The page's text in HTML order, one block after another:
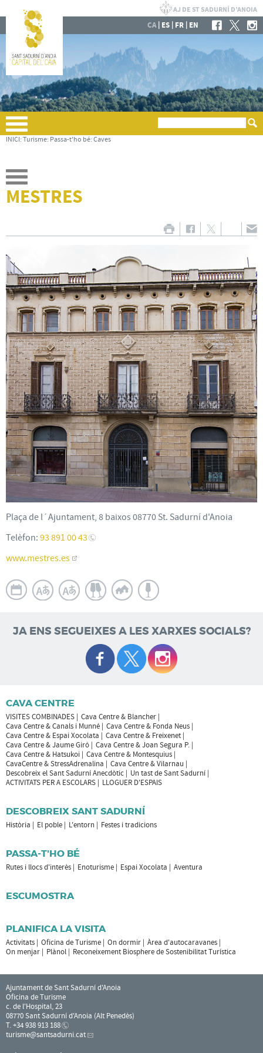
CA| ES | FR | EN
INICI: Turisme: Passa-t'ho bé: Caves
MESTRES
Plaça de l´Ajuntament, 8 baixos 08770 St. Sadurní d'Anoia
Telèfon: 93 891 00 43
www.mestres.es
JA ENS SEGUEIXES A LES XARXES SOCIALS?
CAVA CENTRE
VISITES COMBINADES
Cava Centre & Blancher
Cava Centre & Canals i Munné
Cava Centre & Fonda Neus
Cava Centre & Espai Xocolata
Cava Centre & Freixenet
Cava Centre & Jaume Giró
Cava Centre & Joan Segura P.
Cava Centre & Hatsukoi
Cava Centre & Montesquius
CavaCentre & StressAdrenalina
Cava Centre & Vilarnau
Descobreix el Sant Sadurní Anecdòtic
Un tast de Sant Sadurní
ACTIVITATS PER A ESCOLARS
LLOGUER D'ESPAIS
DESCOBREIX SANT SADURNÍ
Història El poble L'entorn Festes i tradicions
PASSA-T'HO BÉ
Rutes i llocs d'interès Enoturisme Espai Xocolata Aventura
ESCUMOSTRA
PLANIFICA LA VISITA
Activitats Oficina de Turisme On dormir
Àrea d'autocaravanes
On menjar
Plànol Reconeixement Biosphere de Sostenibilitat Turística
Ajuntament de Sant Sadurní d'Anoia
Oficina de Turisme
c. de l'Hospital, 23
08770 Sant Sadurní d'Anoia (Alt Penedès)
T. +34 938 913 188
turisme@santsadurni.cat